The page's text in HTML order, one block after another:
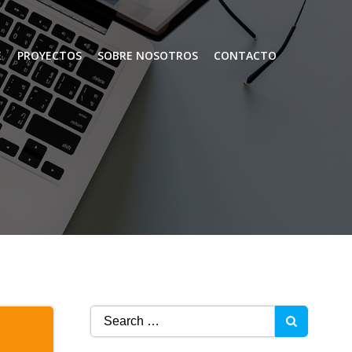
PROYECTOS SOBRE NOSOTROS CONTACTO
Search
for: